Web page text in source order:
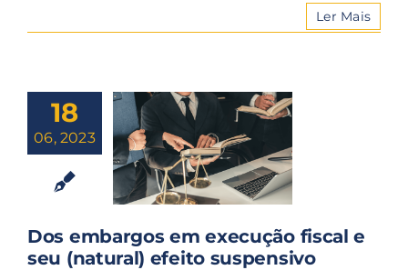
Ler Mais
18
06, 2023
Dos embargos em execução fiscal e
seu (natural) efeito suspensivo